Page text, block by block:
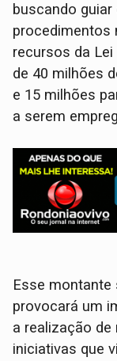
buscando
procedimentos
recursos da
de 40 milhões
e 15 milhões
a serem
Esse montante
provocará um
a realização
iniciativas que